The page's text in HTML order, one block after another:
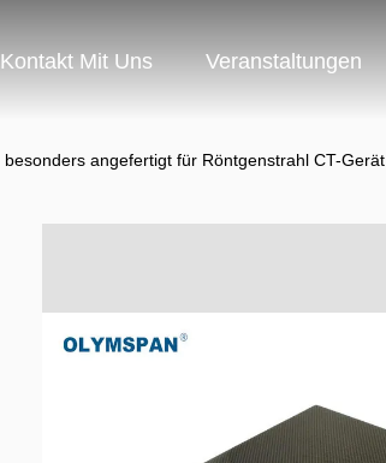
Kontakt Mit Uns Veranstaltungen
angefertigt für Röntgenstrahl CT-Gerät